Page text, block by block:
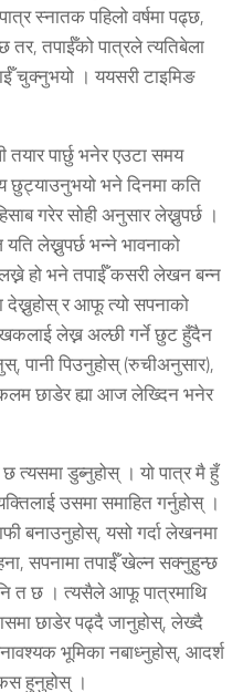
स्नातक पहिलो वर्षमा पढ्छ,
तपाईँको पात्रले त्यतिबेला
चुक्नुभयो । ययसरी टाइमिङ
पार्छु भनेर एउटा समय
छुट्याउनुभयो भने दिनमा कति
गरेर सोही अनुसार लेख्नुपर्छ ।
लेख्नुपर्छ भन्ने भावनाको
हो भने तपाईँ कसरी लेखन बन्न
र आफू त्यो सपनाको
लेख्न अल्छी गर्ने छुट हुँदैन
पानी पिउनुहोस् (रुचीअनुसार),
छाडेर ह्या आज लेख्दिन भनेर
त्यसमा डुब्नुहोस् । यो पात्र मै हुँ
उसमा समाहित गर्नुहोस् ।
बनाउनुहोस्, यसो गर्दा लेखनमा
सपनामा तपाईँ खेल्न सक्नुहुन्छ
त छ । त्यसैले आफू पात्रमाथि
छाडेर पढ्दै जानुहोस्, लेख्दै
भूमिका नबाध्नुहोस्, आदर्श
हुनुहोस् ।